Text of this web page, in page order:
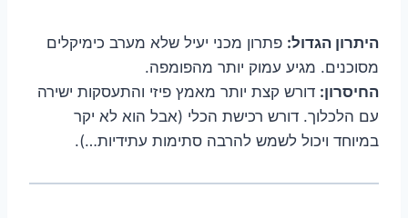
היתרון הגדול: פתרון מכני יעיל שלא מערב כימיקלים
מסוכנים. מגיע עמוק יותר מהפומפה.
החיסרון: דורש קצת יותר מאמץ פיזי והתעסקות ישירה
עם הלכלוך. דורש רכישת הכלי (אבל הוא לא יקר
במיוחד ויכול לשמש להרבה סתימות עתידיות…).